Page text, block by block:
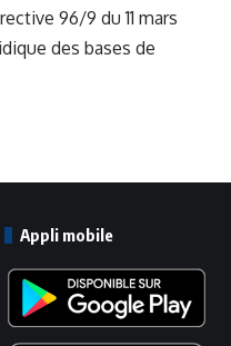
96/9 du 11 mars
des bases de
Appli mobile